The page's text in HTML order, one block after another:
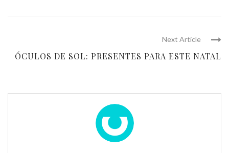
Next Article
ÓCULOS DE SOL: PRESENTES PARA ESTE NATAL